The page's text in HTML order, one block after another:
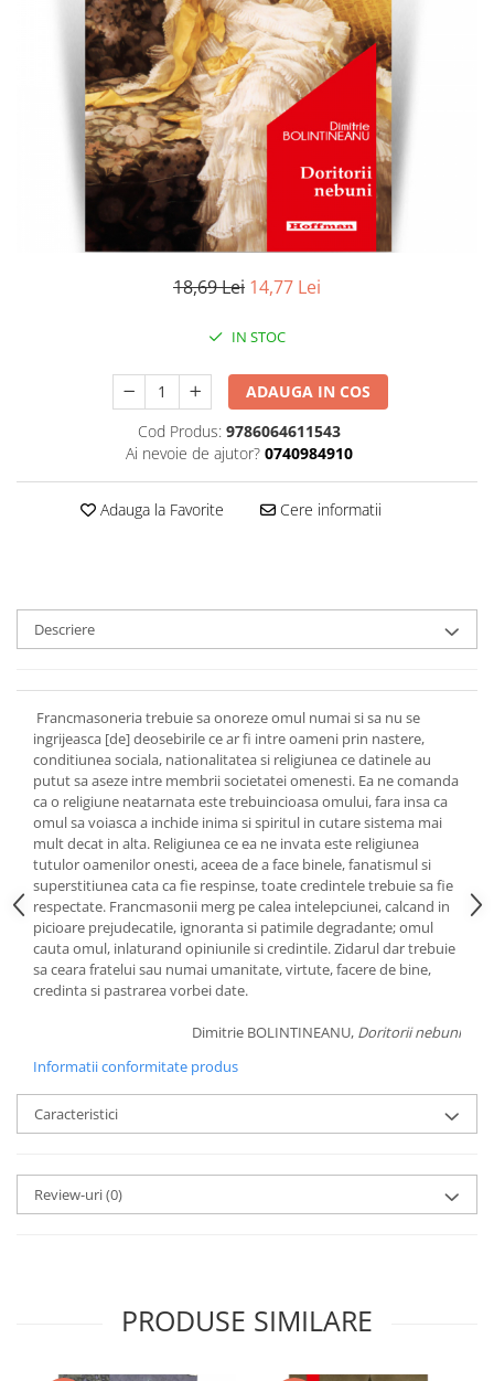
Literatura
Contemporana
Universala
Universala
Non-fictiune
Sociologie si filozofie
18,69 Lei 14,77 Lei
IN STOC
ADAUGA IN COS
Cod Produs: 9786064611543
Ai nevoie de ajutor? 0740984910
Adauga la Favorite Cere informatii
Descriere
Francmasoneria trebuie sa onoreze omul numai si sa nu se
ingrijeasca [de] deosebirile ce ar fi intre oameni prin nastere,
conditiunea sociala, nationalitatea si religiunea ce datinele au
putut sa aseze intre membrii societatei omenesti. Ea ne comanda
ca o religiune neatarnata este trebuincioasa omului, fara insa ca
omul sa voiasca a inchide inima si spiritul in cutare sistema mai
mult decat in alta. Religiunea ce ea ne invata este religiunea
tutulor oamenilor onesti, aceea de a face binele, fanatismul si
superstitiunea cata ca fie respinse, toate credintele trebuie sa fie
respectate. Francmasonii merg pe calea intelepciunei, calcand in
picioare prejudecatile, ignoranta si patimile degradante; omul
cauta omul, inlaturand opiniunile si credintile. Zidarul dar trebuie
sa ceara fratelui sau numai umanitate, virtute, facere de bine,
credinta si pastrarea vorbei date.
Dimitrie BOLINTINEANU, Doritorii nebuni
Informatii conformitate produs
Caracteristici
Review-uri(0)
PRODUSE SIMILARE